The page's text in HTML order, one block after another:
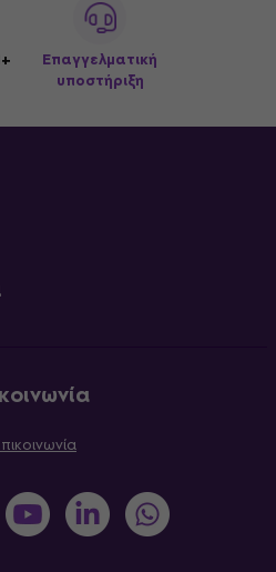
Επαγγελματική
υποστήριξη